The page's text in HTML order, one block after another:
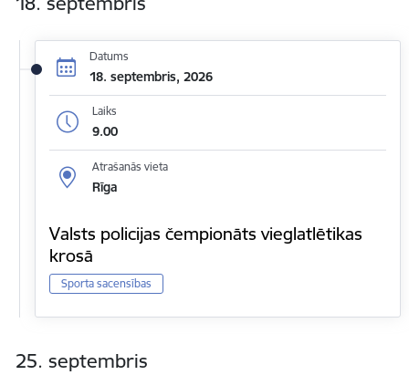
Datums
18. septembris, 2026
Laiks
9.00
Atrašanās vieta
Rīga
Valsts policijas čempionāts vieglatlētikas
krosā
Sporta sacensības
25. septembris